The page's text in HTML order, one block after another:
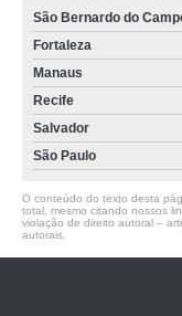
São Bernardo do
Fortaleza
Manaus
Recife
Salvador
São Paulo
O conteúdo do texto desta
total, mesmo citando nossos
violação de direito autoral –
autorais